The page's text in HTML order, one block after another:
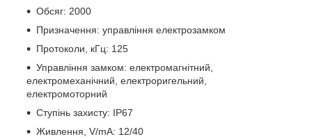
Обсяг: 2000
Призначення: управління електрозамком
Протоколи, кГц: 125
Управління замком: електромагнітний,
електромеханічний, електроригельний,
електромоторний
Ступінь захисту: IP67
Живлення, V/mA: 12/40